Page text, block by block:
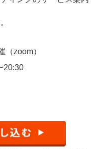
（zoom）
20:30